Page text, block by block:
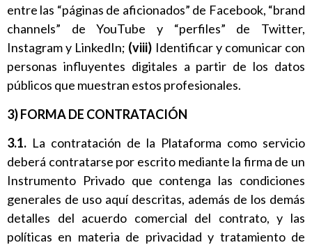
entre las “páginas de aficionados” de Facebook, “brand
channels” de YouTube y “perfiles” de Twitter,
Instagram y LinkedIn; (viii) Identificar y comunicar con
personas influyentes digitales a partir de los datos
públicos que muestran estos profesionales.
3) FORMA DE CONTRATACIÓN
3.1. La contratación de la Plataforma como servicio
deberá contratarse por escrito mediante la firma de un
Instrumento Privado que contenga las condiciones
generales de uso aquí descritas, además de los demás
detalles del acuerdo comercial del contrato, y las
políticas en materia de privacidad y tratamiento de